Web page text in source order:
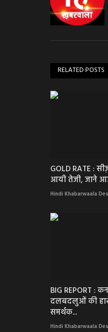
RELATED POSTS
GOLD RATE :
आयी तेजी, जाने
Hindi Khabarwaala
BIG REPORT :
दलबदलुओं की
समर्थक...
Hindi Khabarwaala